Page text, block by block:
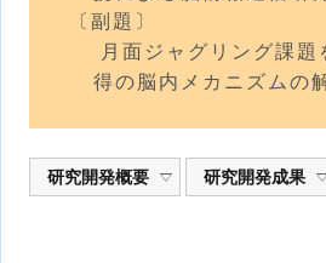
〔副題〕
月面ジャグリング課題を
得の脳内メカニズムの
研究開発概要 研究開発成果